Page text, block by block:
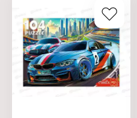
Количество элементов:
104 элемента
Материал: картон
Упаковка: в коробке
Размер упаковки:
19,5х14х3,5 см